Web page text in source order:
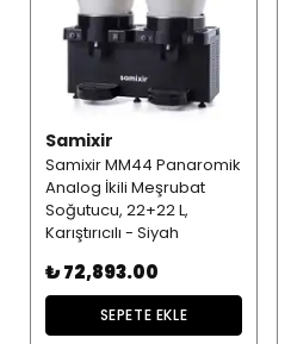
Samixir
Samixir MM44 Panaromik
Analog İkili Meşrubat
Soğutucu, 22+22 L,
Karıştırıcılı - Siyah
₺ 72,893.00
SEPETE EKLE